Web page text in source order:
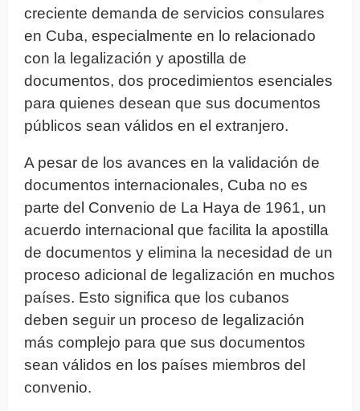
creciente demanda de servicios consulares
en Cuba, especialmente en lo relacionado
con la legalización y apostilla de
documentos, dos procedimientos esenciales
para quienes desean que sus documentos
públicos sean válidos en el extranjero.
A pesar de los avances en la validación de
documentos internacionales, Cuba no es
parte del Convenio de La Haya de 1961, un
acuerdo internacional que facilita la apostilla
de documentos y elimina la necesidad de un
proceso adicional de legalización en muchos
países. Esto significa que los cubanos
deben seguir un proceso de legalización
más complejo para que sus documentos
sean válidos en los países miembros del
convenio.